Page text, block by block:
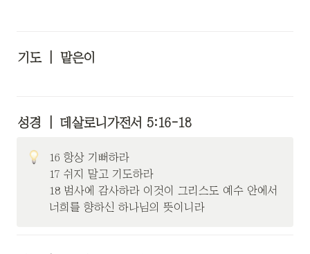
기도
  |  맡은이
성경
  |  데살로니가전서 5:16-18
16 항상 기뻐하라
17 쉬지 말고 기도하라
18 범사에 감사하라 이것이 그리스도 예수 안에서
너희를 향하신 하나님의 뜻이니라